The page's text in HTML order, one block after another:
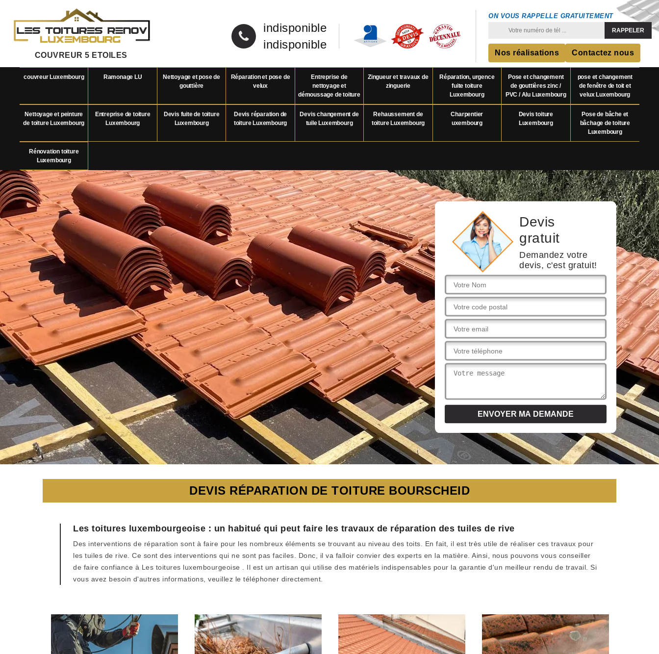
COUVREUR 5 ETOILES
indisponible
indisponible
ON VOUS RAPPELLE GRATUITEMENT
Nos réalisations Contactez nous
couvreur Luxembourg Ramonage LU
Nettoyage et pose de
gouttière
Réparation et pose de
velux
Entreprise de
nettoyage et
démoussage de toiture
Zingueur et travaux de
zinguerie
Réparation, urgence
fuite toiture
Luxembourg
Pose et changement
de gouttières zinc /
PVC / Alu Luxembourg
pose et changement
de fenêtre de toit et
velux Luxembourg
Nettoyage et peinture
de toiture Luxembourg
Entreprise de toiture
Luxembourg
Devis fuite de toiture
Luxembourg
Devis réparation de
toiture Luxembourg
Devis changement de
tuile Luxembourg
Rehaussement de
toiture Luxembourg
Charpentier
uxembourg
Devis toiture
Luxembourg
Pose de bâche et
bâchage de toiture
Luxembourg
Rénovation toiture
Luxembourg
Devis
gratuit
Demandez votre
devis, c'est gratuit!
DEVIS RÉPARATION DE TOITURE BOURSCHEID
Les toitures luxembourgeoise : un habitué qui peut faire les travaux de réparation des tuiles de rive
Des interventions de réparation sont à faire pour les nombreux éléments se trouvant au niveau des toits. En fait, il est très utile de réaliser ces travaux pour
les tuiles de rive. Ce sont des interventions qui ne sont pas faciles. Donc, il va falloir convier des experts en la matière. Ainsi, nous pouvons vous conseiller
de faire confiance à Les toitures luxembourgeoise . Il est un artisan qui utilise des matériels indispensables pour la garantie d'un meilleur rendu de travail. Si
vous avez besoin d'autres informations, veuillez le téléphoner directement.